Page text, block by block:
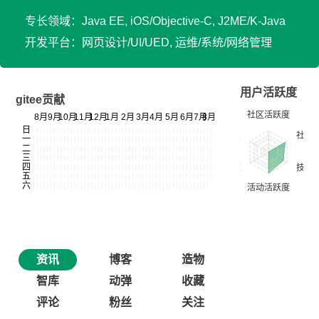
专长领域：Java EE, iOS/Objective-C, J2ME/K-Java
开发平台：网页设计/UI/UED, 运维/系统/网络管理
gitee贡献
用户活跃度
资讯 博客
造物
智库
动弹
收藏
评论
粉丝 关注